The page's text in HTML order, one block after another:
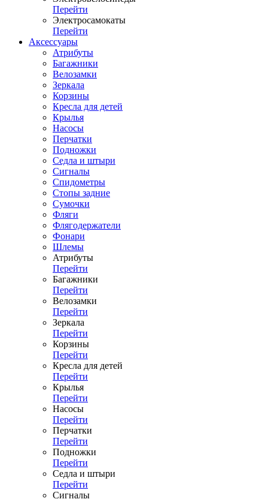
Перейти
Электросамокаты
Перейти
Аксессуары
Атрибуты
Багажники
Велозамки
Зеркала
Корзины
Кресла для детей
Крылья
Насосы
Перчатки
Подножки
Седла и штыри
Сигналы
Спидометры
Стопы задние
Сумочки
Фляги
Флягодержатели
Фонари
Шлемы
Атрибуты
Перейти
Багажники
Перейти
Велозамки
Перейти
Зеркала
Перейти
Корзины
Перейти
Кресла для детей
Перейти
Крылья
Перейти
Насосы
Перейти
Перчатки
Перейти
Подножки
Перейти
Седла и штыри
Перейти
Сигналы